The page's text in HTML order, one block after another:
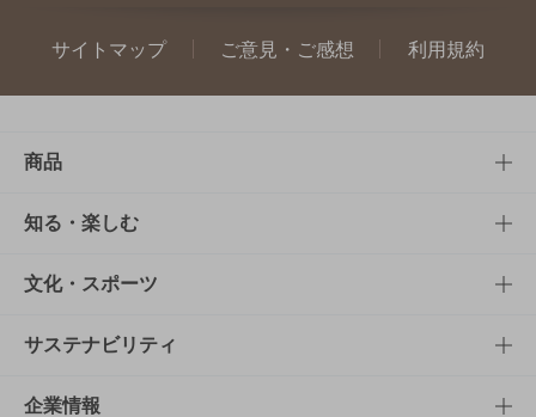
サイトマップ ご意見・ご感想 利用規約
商品
商品TOP
商品一覧
商品発売情報
栄養成分一覧
知る・楽しむ
知る・楽しむTOP
キャンペーン
工場見学
文化・スポーツ
文化・スポーツTOP
サントリーホール
サステナビリティ
サステナビリティTOP
企業情報